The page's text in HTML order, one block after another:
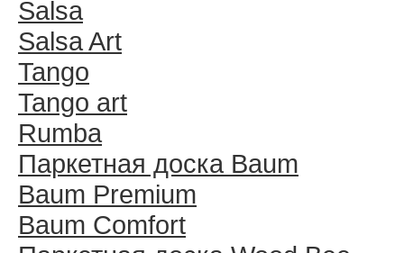
Salsa
Salsa Art
Tango
Tango art
Rumba
Паркетная доска Baum
Baum Premium
Baum Comfort